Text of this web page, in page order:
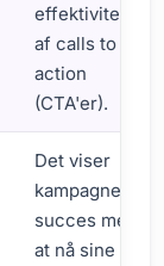
effektiviteten
af calls to
action
(CTA'er).
Det viser
kampagnens
succes med
at nå sine